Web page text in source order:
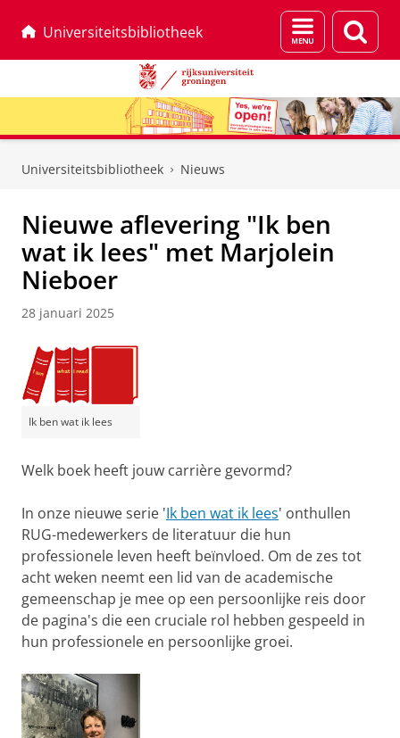
Universiteitsbibliotheek
Menu
en
Universiteitsbibliotheek Nieuws
Nieuwe aflevering "Ik ben
wat ik lees" met Marjolein
Nieboer
28 januari 2025
Ik ben wat ik lees
Welk boek heeft jouw carrière gevormd?
In onze nieuwe serie 'Ik ben wat ik lees' onthullen
RUG-medewerkers de literatuur die hun
professionele leven heeft beïnvloed. Om de zes tot
acht weken neemt een lid van de academische
gemeenschap je mee op een persoonlijke reis door
de pagina's die een cruciale rol hebben gespeeld in
hun professionele en persoonlijke groei.